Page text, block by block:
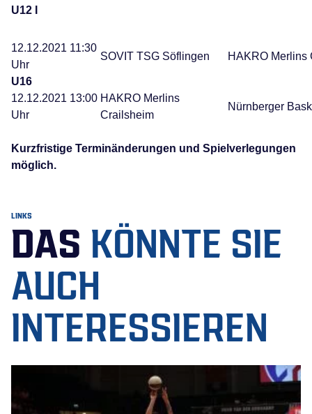
U12 I
12.12.2021 11:30
Uhr
SOVIT TSG Söflingen HAKRO Merlins
U16
12.12.2021 13:00
Uhr
HAKRO Merlins
Crailsheim
Nürnberger
Kurzfristige Terminänderungen und Spielverlegungen
möglich.
LINKS
DAS KÖNNTE SIE
AUCH
INTERESSIEREN